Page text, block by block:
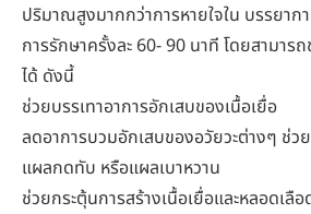
ปริมาณสูงมากกว่าการหายใจใน บรรยาก
การรักษาครั้งละ 60- 90 นาที โดยสามาร
ได้ ดังนี้
ช่วยบรรเทาอาการอักเสบของเนื้อเยื่อ
ลดอาการบวมอักเสบของอวัยวะต่างๆ ช่ว
แผลกดทับ หรือแผลเบาหวาน
ช่วยกระตุ้นการสร้างเนื้อเยื่อและหลอดเลื